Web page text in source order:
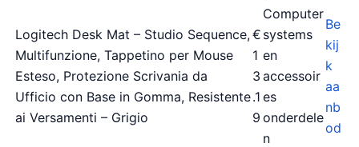
Logitech Desk Mat – Studio Sequence,
Multifunzione, Tappetino per Mouse
Esteso, Protezione Scrivania da
Ufficio con Base in Gomma, Resistente
ai Versamenti – Grigio
€
1
3
.1
9
Computer
systems
en
accessoir
es
onderdele
n
Be
kij
k
aa
nb
od